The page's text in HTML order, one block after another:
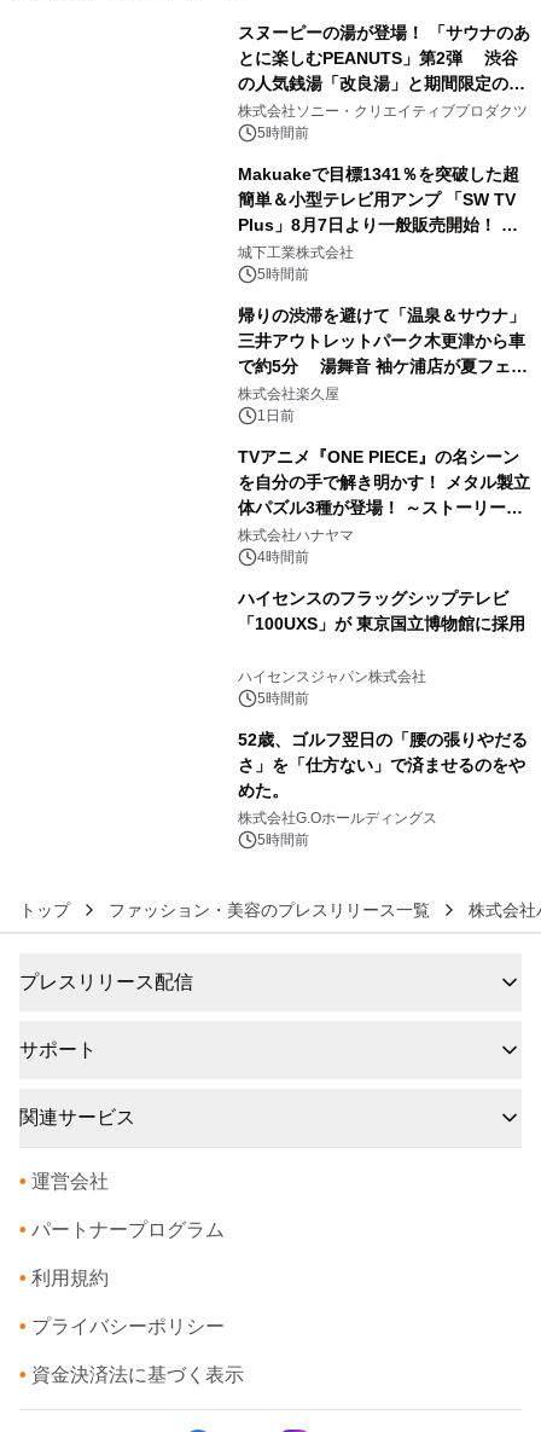
スヌーピーの湯が登場！ 「サウナのあ
とに楽しむPEANUTS」第2弾 渋谷
の人気銭湯「改良湯」と期間限定のコ
ラボレーション サウナイキタイコラ
ボグッズも発売決定！
株式会社ソニー・クリエイティブプロダクツ
5時間前
Makuakeで目標1341％を突破した超
簡単＆小型テレビ用アンプ 「SW TV
Plus」8月7日より一般販売開始！ ケ
ーブル1本つなぐだけ、テレビの音が
ぐっと豊かに
城下工業株式会社
5時間前
帰りの渋滞を避けて「温泉＆サウナ」
三井アウトレットパーク木更津から車
で約5分 湯舞音 袖ケ浦店が夏フェア
メニューを提供
株式会社楽久屋
1日前
TVアニメ『ONE PIECE』の名シーン
を自分の手で解き明かす！ メタル製立
体パズル3種が登場！ ～ストーリーと
ギミックが融合した 大人の体験型パズ
ルが8月7日(金)12時より先行予約受付
株式会社ハナヤマ
4時間前
ハイセンスのフラッグシップテレビ
「100UXS」が 東京国立博物館に採用
ハイセンスジャパン株式会社
5時間前
52歳、ゴルフ翌日の「腰の張りやだる
さ」を「仕方ない」で済ませるのをや
めた。
株式会社G.Oホールディングス
5時間前
トップ ファッション・美容のプレスリリース一覧 株式会社
プレスリリース配信
サポート
関連サービス
• 運営会社
• パートナープログラム
• 利用規約
• プライバシーポリシー
• 資金決済法に基づく表示